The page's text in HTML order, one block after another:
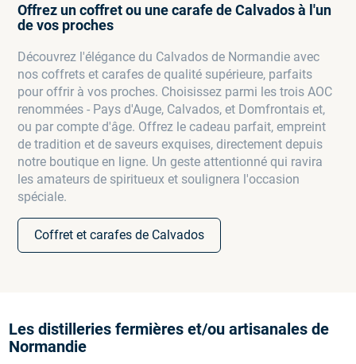
Offrez un coffret ou une carafe de Calvados à l'un
de vos proches
Découvrez l'élégance du Calvados de Normandie avec
nos coffrets et carafes de qualité supérieure, parfaits
pour offrir à vos proches. Choisissez parmi les trois AOC
renommées - Pays d'Auge, Calvados, et Domfrontais et,
ou par compte d'âge. Offrez le cadeau parfait, empreint
de tradition et de saveurs exquises, directement depuis
notre boutique en ligne. Un geste attentionné qui ravira
les amateurs de spiritueux et soulignera l'occasion
spéciale.
Coffret et carafes de Calvados
Les distilleries fermières et/ou artisanales de
Normandie